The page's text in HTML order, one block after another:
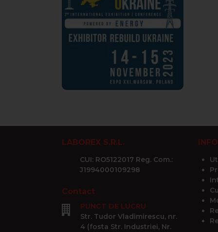
LABOREX S.R.L.
CUI: RO5122017 Reg. Com.:
J1994000109298
Contact
PUNCT DE LUCRU
Str. Tudor Vladimirescu, nr.
4 (fosta Str. Industriei, Nr.